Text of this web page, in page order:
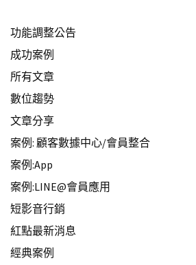
功能調整公告
成功案例
所有文章
數位趨勢
文章分享
案例: 顧客數據中心/會員整合
案例:App
案例:LINE@會員應用
短影音行銷
紅點最新消息
經典案例